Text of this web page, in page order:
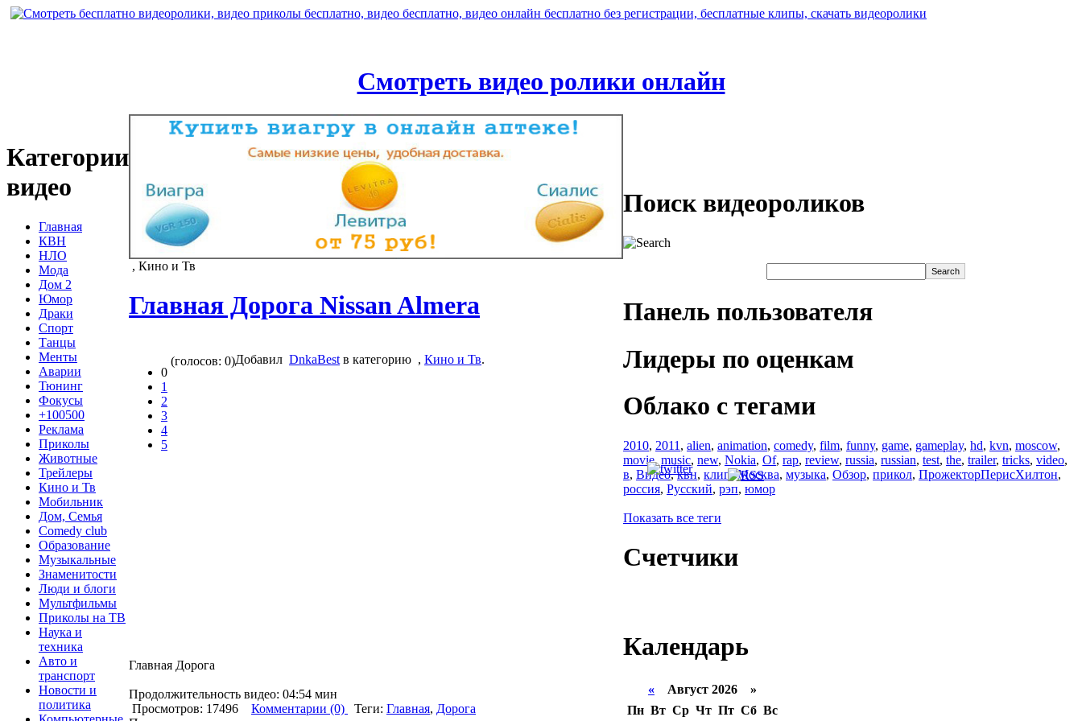
Смотреть видео ролики онлайн
Категории
видео
Главная
КВН
НЛО
Мода
Дом 2
Юмор
Драки
Спорт
Танцы
Менты
Аварии
Тюнинг
Фокусы
+100500
Реклама
Приколы
Животные
Трейлеры
Кино и Тв
Мобильник
Дом, Семья
Comedy club
Образование
Музыкальные
Знаменитости
Люди и блоги
Мультфильмы
Приколы на ТВ
Наука и
техника
Авто и
транспорт
Новости и
политика
, Кино и Тв
Главная Дорога Nissan Almera
0
1
2
3
4
5
(голосов: 0)Добавил DnkaBest в категорию , Кино и Тв.
Главная Дорога
Продолжительность видео: 04:54 мин
Просмотров: 17496
Комментарии (0) Теги: Главная, Дорога
Поиск видеороликов
Панель пользователя
Лидеры по оценкам
Облако с тегами
2010, 2011 , alien, animation, comedy, film, funny, game, gameplay, hd, kvn, moscow,
movie, music, new, Nokia, Of, rap, review, russia, russian, test, the, trailer, tricks, video,
в, Видео,квн, клип,Москва, музыка, Обзор, прикол, ПрожекторПерисХилтон,
россия, Русский, рэп, юмор
Показать все теги
Счетчики
Календарь
« Август 2026 »
Пн Вт Ср Чт Пт Сб Вс